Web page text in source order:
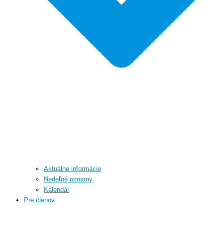
Aktuálne informácie
Nedeľné oznamy
Kalendár
Pre členov